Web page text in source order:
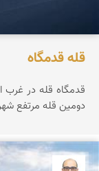
قله قدمگاه
دومین قله مرتفع